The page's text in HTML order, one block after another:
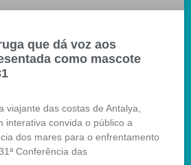
que dá voz aos
como mascote
viajante das costas de Antalya,
interativa convida o público a
dos mares para o enfrentamento
Conferência das